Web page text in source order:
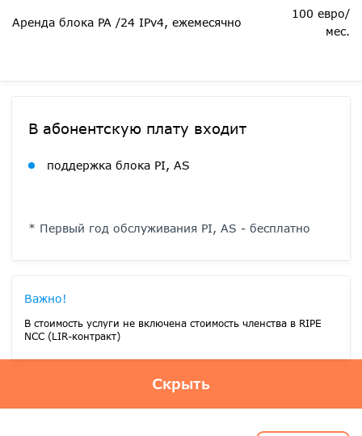
Аренда блока PA /24 IPv4, ежемесячно
100 евро/
мес.
В абонентскую плату входит
поддержка блока PI, AS
* Первый год обслуживания PI, AS - бесплатно
Важно!
В стоимость услуги не включена стоимость членства в RIPE
NCC (LIR-контракт)
Скрыть